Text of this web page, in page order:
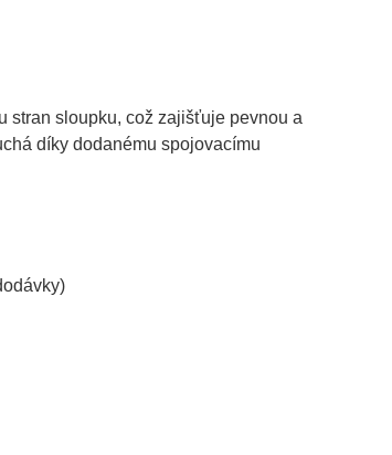
stran sloupku, což zajišťuje pevnou a
díky dodanému spojovacímu